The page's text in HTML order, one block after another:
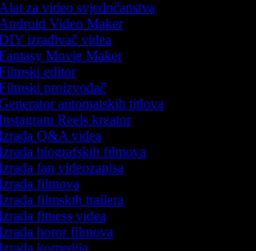
za video svjedočanstva
Video Maker
izrađivač videa
Movie Maker
editor
proizvođač
automatskih titlova
Reels kreator
Q&A videa
biografskih filmova
fan videozapisa
filmova
filmskih trailera
fitness videa
horor filmova